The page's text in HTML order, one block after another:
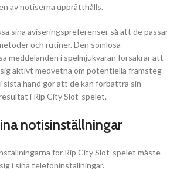
av notiserna upprätthålls.
sina aviseringspreferenser så att de passar
och rutiner. Den sömlösa
meddelanden i spelmjukvaran försäkrar att
sig aktivt medvetna om potentiella framsteg
sista hand gör att de kan förbättra sin
i Rip City Slot-spelet.
notisinställningar
för Rip City Slot-spelet måste
i sina telefoninställningar.